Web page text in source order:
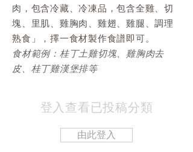
肉，包含冷藏、冷凍品，包含全雞、切
塊、里肌、雞胸肉、雞翅、雞腿、調理
熟食」，擇一食材製作食譜即可。
食材範例：桂丁土雞切塊、雞胸肉去
皮、桂丁雞漢堡排等
登入查看已投稿分類
由此登入